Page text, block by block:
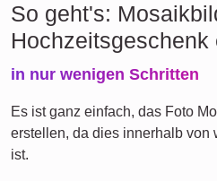
So geht's:
Hochzeitsgeschenk
in nur wenigen Schritten
Es ist ganz einfach, das Foto
erstellen, da dies innerhalb von
ist.